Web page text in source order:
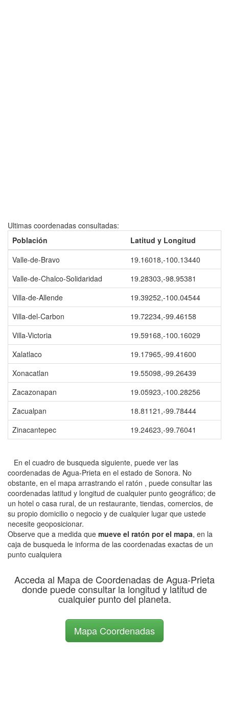
Ultimas coordenadas consultadas:
Población
Latitud y Longitud
Valle-de-Bravo
19.16018,-100.13440
Valle-de-Chalco-Solidaridad
19.28303,-98.95381
Villa-de-Allende
19.39252,-100.04544
Villa-del-Carbon
19.72234,-99.46158
Villa-Victoria
19.59168,-100.16029
Xalatlaco
19.17965,-99.41600
Xonacatlan
19.55098,-99.26439
Zacazonapan
19.05923,-100.28256
Zacualpan
18.81121,-99.78444
Zinacantepec
19.24623,-99.76041
En el cuadro de busqueda siguiente, puede ver las
coordenadas de Agua-Prieta en el estado de Sonora. No
obstante, en el mapa arrastrando el ratón , puede consultar las
coordenadas latitud y longitud de cualquier punto geográfico; de
un hotel o casa rural, de un restaurante, tiendas, comercios, de
su propio domicilio o negocio y de cualquier lugar que ustede
necesite geoposicionar.
Observe que a medida que mueve el ratón por el mapa, en la
caja de busqueda le informa de las coordenadas exactas de un
punto cualquiera
Acceda al Mapa de Coordenadas de Agua-Prieta
donde puede consultar la longitud y latitud de
cualquier punto del planeta.
Mapa Coordenadas